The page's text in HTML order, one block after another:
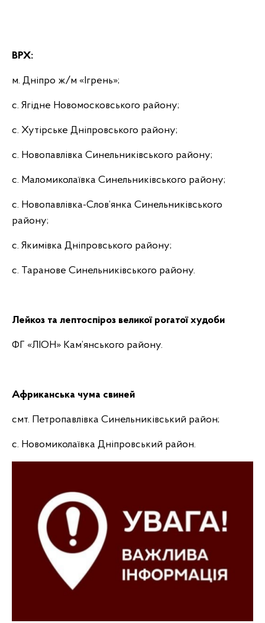
ВРХ:
м. Дніпро ж/м «Ігрень»;
с. Ягідне Новомосковського району;
с. Хутірське Дніпровського району;
с. Новопавлівка Синельниківського району;
с. Маломиколаївка Синельниківського району;
с. Новопавлівка-Слов’янка Синельниківського
району;
с. Якимівка Дніпровського району;
с. Таранове Синельниківського району.
Лейкоз та лептоспіроз великої рогатої худоби
ФГ «ЛІОН» Кам’янського району.
Африканська чума свиней
смт. Петропавлівка Синельниківський район;
с. Новомиколаївка Дніпровський район.